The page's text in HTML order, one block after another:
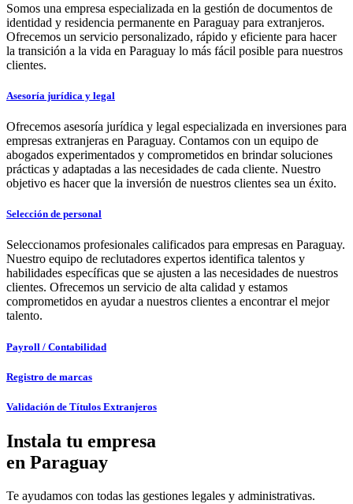
Somos una empresa especializada en la gestión de documentos de
identidad y residencia permanente en Paraguay para extranjeros.
Ofrecemos un servicio personalizado, rápido y eficiente para hacer
la transición a la vida en Paraguay lo más fácil posible para nuestros
clientes.
Asesoría jurídica y legal
Ofrecemos asesoría jurídica y legal especializada en inversiones para
empresas extranjeras en Paraguay. Contamos con un equipo de
abogados experimentados y comprometidos en brindar soluciones
prácticas y adaptadas a las necesidades de cada cliente. Nuestro
objetivo es hacer que la inversión de nuestros clientes sea un éxito.
Selección de personal
Seleccionamos profesionales calificados para empresas en Paraguay.
Nuestro equipo de reclutadores expertos identifica talentos y
habilidades específicas que se ajusten a las necesidades de nuestros
clientes. Ofrecemos un servicio de alta calidad y estamos
comprometidos en ayudar a nuestros clientes a encontrar el mejor
talento.
Payroll / Contabilidad
Registro de marcas
Validación de Títulos Extranjeros
Instala tu empresa
en Paraguay
Te ayudamos con todas las gestiones legales y administrativas.